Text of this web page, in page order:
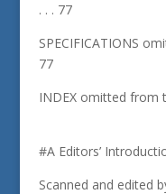
. . . 77
SPECIFICATIONS
77
INDEX omitted from
#A Editors’
Scanned and edited